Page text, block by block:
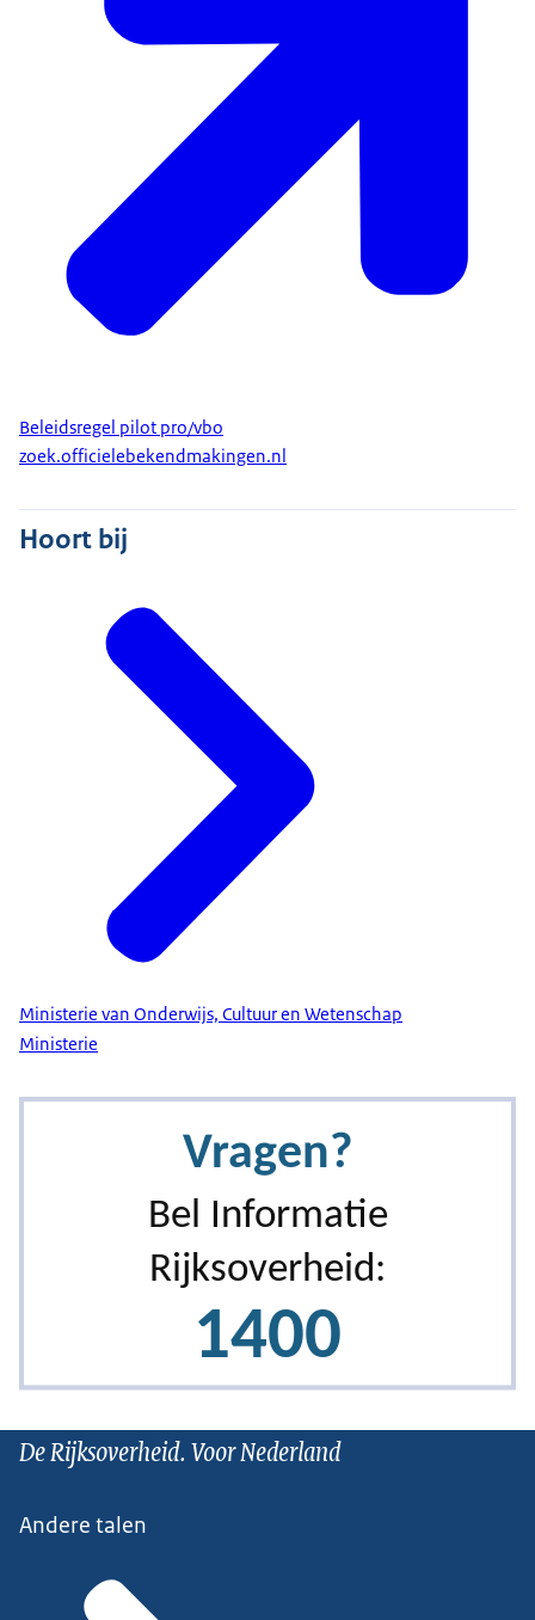
Beleidsregel pilot pro/vbo
zoek.officielebekendmakingen.nl
Hoort bij
Ministerie van Onderwijs, Cultuur en Wetenschap
Ministerie
De Rijksoverheid. Voor Nederland
Andere talen